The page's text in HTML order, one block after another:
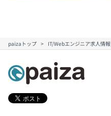
paizaトップ IT/Webエンジニア求人情報